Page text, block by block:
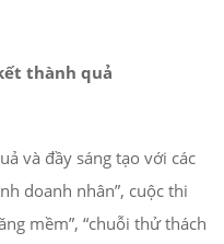
thành quả
và đầy sáng tạo với các
doanh nhân”, cuộc thi
mềm”, “chuỗi thử thách